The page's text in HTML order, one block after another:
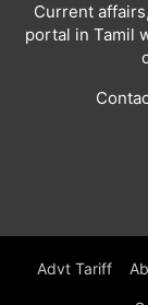
Current
portal in Tamil
Advt Tariff